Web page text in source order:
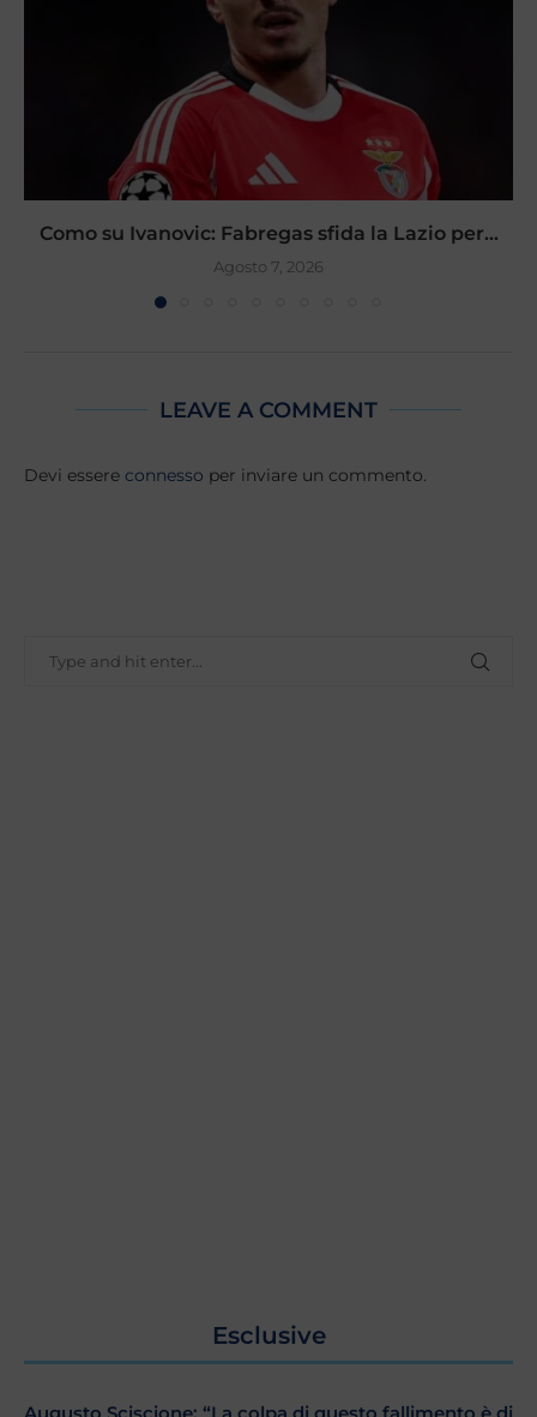
Como su Ivanovic: Fabregas sfida la Lazio per...
Agosto 7, 2026
LEAVE A COMMENT
Devi essere connesso per inviare un commento.
Esclusive